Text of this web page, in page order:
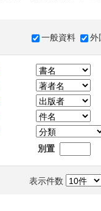
一般資料 外
別置
表示件数